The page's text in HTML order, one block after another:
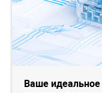
Ваше идеальное